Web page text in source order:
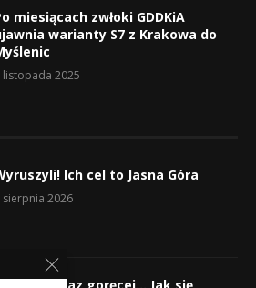
miesiącach zwłoki GDDKiA
warianty S7 z Krakowa do
listopada 2025
Ich cel to Jasna Góra
sierpnia 2026
coraz goręcej… Jak się